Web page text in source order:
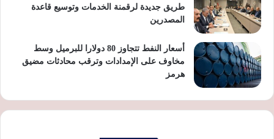
طريق جديدة لرقمنة الخدمات وتوسيع قاعدة
المصدرين
أسعار النفط تتجاوز 80 دولارا للبرميل وسط
مخاوف على الإمدادات وترقب محادثات مضيق
هرمز